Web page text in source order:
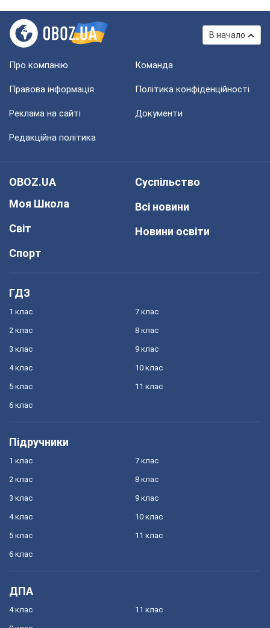
В начало
Про компанію Команда
Правова інформація Політика конфіденційності
Реклама на сайті Документи
Редакційна політика
OBOZ.UA
Моя Школа
Світ
Спорт
Суспільство
Всі новини
Новини освіти
ГДЗ
1 клас
2 клас
3 клас
4 клас
5 клас
6 клас
7 клас
8 клас
9 клас
10 клас
11 клас
Підручники
1 клас
2 клас
3 клас
4 клас
5 клас
6 клас
7 клас
8 клас
9 клас
10 клас
11 клас
ДПА
4 клас 11 клас